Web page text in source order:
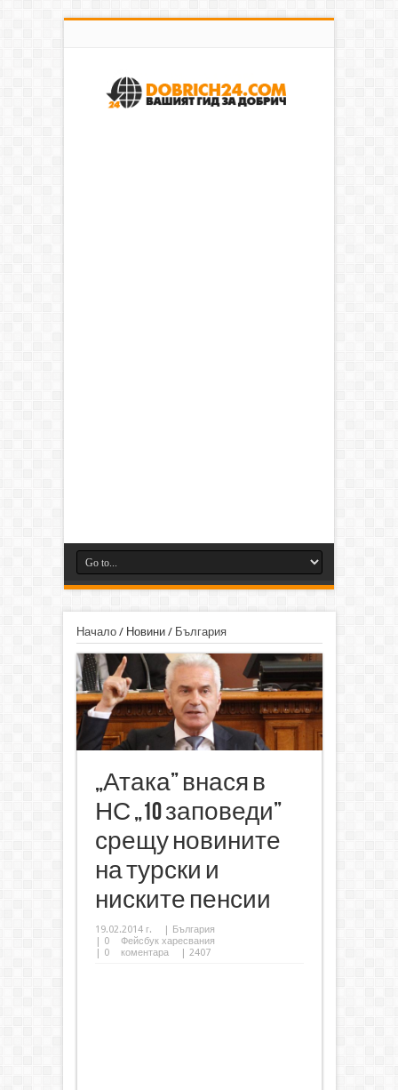
Начало/ Новини/ България
„Атака” внася в
НС „10 заповеди”
срещу новините
на турски и
ниските пенсии
19.02.2014 г. | България
| 0
Фейсбук харесвания
| 0 коментара | 2407